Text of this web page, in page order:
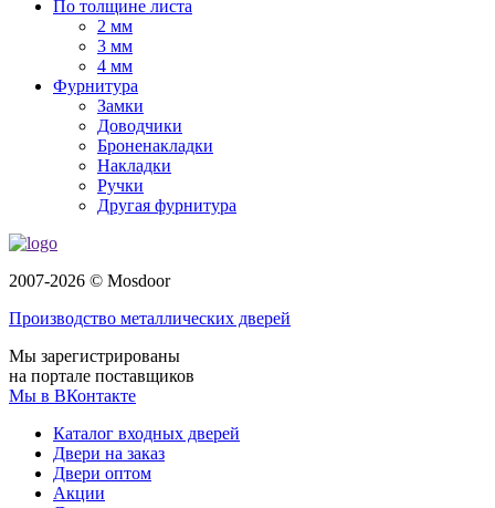
По толщине листа
2 мм
3 мм
4 мм
Фурнитура
Замки
Доводчики
Броненакладки
Накладки
Ручки
Другая фурнитура
2007-2026 © Mosdoor
Производство металлических дверей
Мы зарегистрированы
на портале поставщиков
Мы в ВКонтакте
Каталог входных дверей
Двери на заказ
Двери оптом
Акции